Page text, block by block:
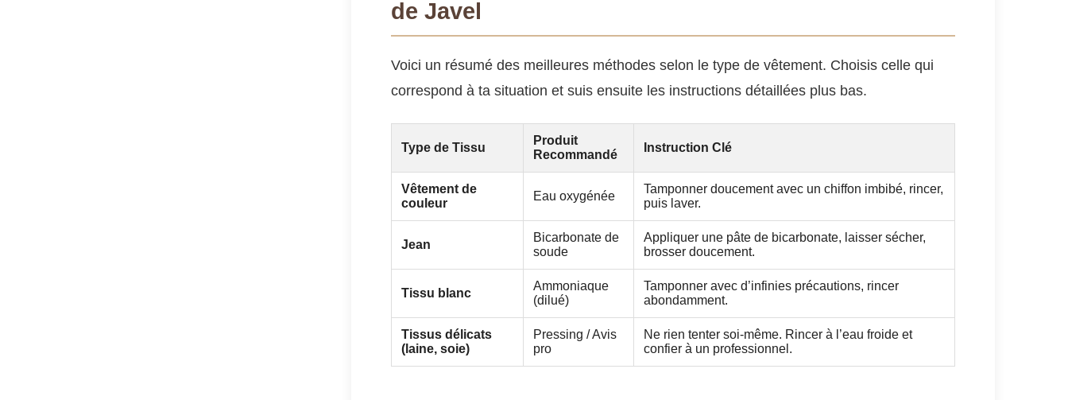
de Javel
Voici un résumé des meilleures méthodes selon le type de vêtement. Choisis celle qui
correspond à ta situation et suis ensuite les instructions détaillées plus bas.
Type de Tissu
Produit
Recommandé
Instruction Clé
Vêtement de
couleur
Eau oxygénée
Tamponner doucement avec un chiffon imbibé, rincer,
puis laver.
Jean
Bicarbonate de
soude
Appliquer une pâte de bicarbonate, laisser sécher,
brosser doucement.
Tissu blanc
Ammoniaque
(dilué)
Tamponner avec d’infinies précautions, rincer
abondamment.
Tissus délicats
(laine, soie)
Pressing / Avis
pro
Ne rien tenter soi-même. Rincer à l’eau froide et
confier à un professionnel.